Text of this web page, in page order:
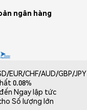
ngân hàng
EUR/CHF/AUD/GBP/JPY
0.08%
Ngay lập tức
Số lượng lớn